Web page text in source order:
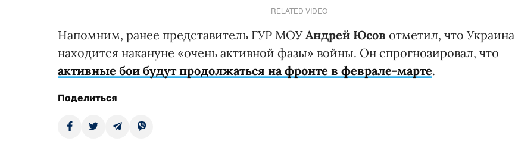
RELATED VIDEO
Напомним, ранее представитель ГУР МОУАндрей Юсов отметил, что Украина
находится накануне «очень активной фазы» войны. Он спрогнозировал, что
активные бои будут продолжаться на фронте в феврале-марте.
Поделиться